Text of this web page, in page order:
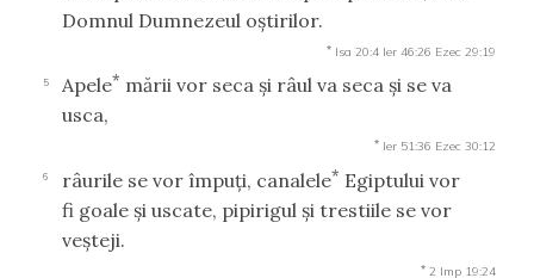
Domnul Dumnezeul oştirilor.
* Isa 20:4 Ier 46:26 Ezec 29:19
5 Apele* mării vor seca şi râul va seca şi se va
usca,
* Ier 51:36 Ezec 30:12
6 râurile se vor împuţi, canalele* Egiptului vor
fi goale şi uscate, pipirigul şi trestiile se vor
veşteji.
* 2 Imp 19:24